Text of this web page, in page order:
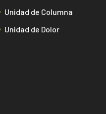
Unidad de Columna
Unidad de Dolor